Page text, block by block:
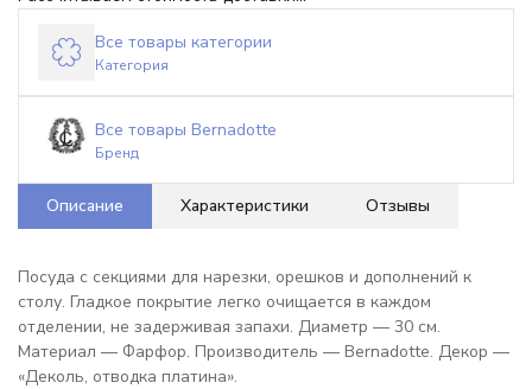
Все товары категории
Категория
Все товары Bernadotte
Бренд
Описание Характеристики Отзывы
Посуда с секциями для нарезки, орешков и дополнений к
столу. Гладкое покрытие легко очищается в каждом
отделении, не задерживая запахи. Диаметр — 30 см.
Материал — Фарфор. Производитель — Bernadotte. Декор —
«Деколь, отводка платина».